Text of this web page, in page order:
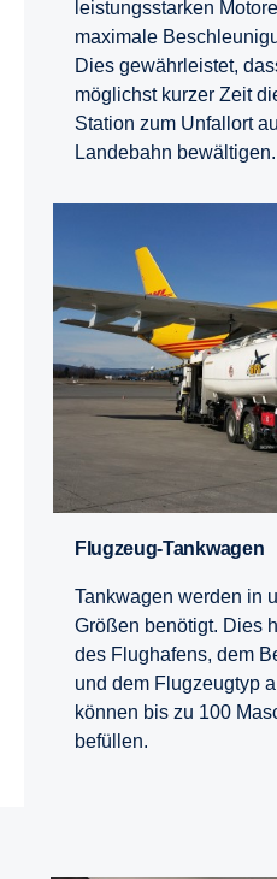
leistungsstarken
maximale
Dies gewährleistet,
möglichst kurzer Zeit
Station zum Unfallort
Landebahn bewältigen.
Flugzeug-​Tankwagen
Tankwagen werden in
Größen benötigt. Dies
des Flughafens, dem
und dem Flugzeugtyp
können bis zu 100
befüllen.